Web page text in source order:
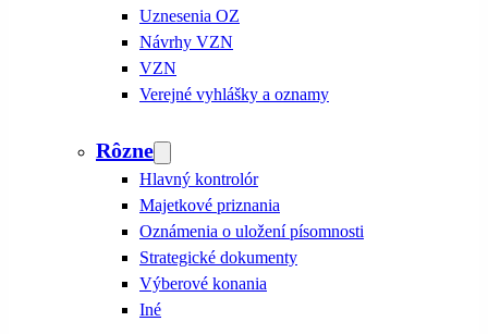
Uznesenia OZ
Návrhy VZN
VZN
Verejné vyhlášky a oznamy
Rôzne
Hlavný kontrolór
Majetkové priznania
Oznámenia o uložení písomnosti
Strategické dokumenty
Výberové konania
Iné